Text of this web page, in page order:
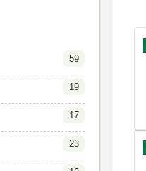
59
19
17
23